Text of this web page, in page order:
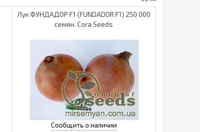
Лук ФУНДАДОР F1 (FUNDADOR F1) 250 000
семян. Cora Seeds